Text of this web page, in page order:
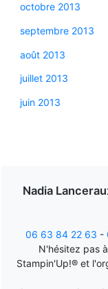
octobre 2013
septembre 2013
août 2013
juillet 2013
juin 2013
Nadia
06 63 84 22 63 -
N'hésitez pas
Stampin'Up!® et